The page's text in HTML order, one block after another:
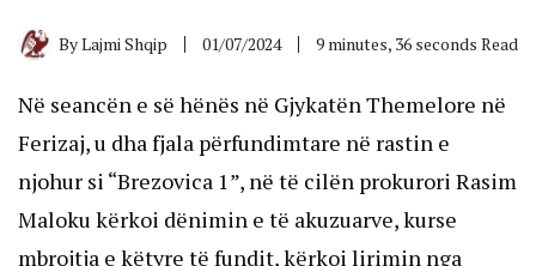
ByLajmi Shqip 01/07/2024 9 minutes, 36 seconds Read
Në seancën e së hënës në Gjykatën Themelore në
Ferizaj, u dha fjala përfundimtare në rastin e
njohur si “Brezovica 1”, në të cilën prokurori Rasim
Maloku kërkoi dënimin e të akuzuarve, kurse
mbrojtja e këtyre të fundit, kërkoi lirimin nga